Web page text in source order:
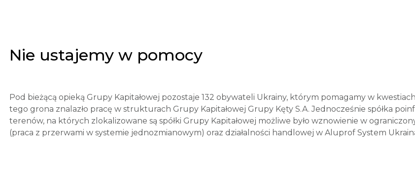
Nie ustajemy w pomocy
Pod bieżącą opieką Grupy Kapitałowej pozostaje 132 obywateli Ukrainy, którym pomagamy w
tego grona znalazło pracę w strukturach Grupy Kapitałowej Grupy Kęty S.A. Jednocześnie spółka
terenów, na których zlokalizowane są spółki Grupy Kapitałowej możliwe było wznowienie w
(praca z przerwami w systemie jednozmianowym) oraz działalności handlowej w Aluprof System